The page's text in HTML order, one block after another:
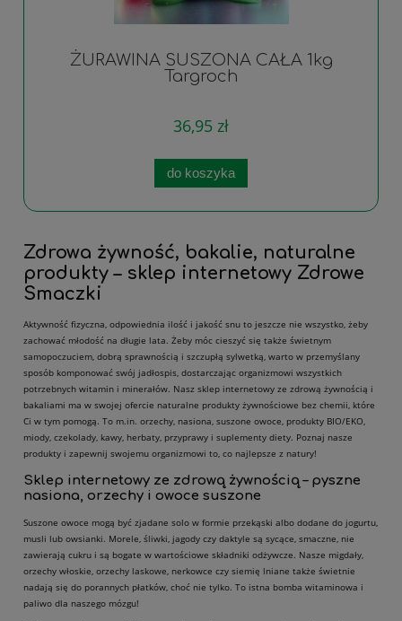
ŻURAWINA SUSZONA CAŁA 1kg
Targroch
36,95 zł
do koszyka
Zdrowa żywność, bakalie, naturalne
produkty – sklep internetowy Zdrowe
Smaczki
Aktywność fizyczna, odpowiednia ilość i jakość snu to jeszcze nie wszystko, żeby
zachować młodość na długie lata. Żeby móc cieszyć się także świetnym
samopoczuciem, dobrą sprawnością i szczupłą sylwetką, warto w przemyślany
sposób komponować swój jadłospis, dostarczając organizmowi wszystkich
potrzebnych witamin i minerałów. Nasz sklep internetowy ze zdrową żywnością i
bakaliami ma w swojej ofercie naturalne produkty żywnościowe bez chemii, które
Ci w tym pomogą. To m.in. orzechy, nasiona, suszone owoce, produkty BIO/EKO,
miody, czekolady, kawy, herbaty, przyprawy i suplementy diety. Poznaj nasze
produkty i zapewnij swojemu organizmowi to, co najlepsze z natury!
Sklep internetowy ze zdrową żywnością – pyszne
nasiona, orzechy i owoce suszone
Suszone owoce mogą być zjadane solo w formie przekąski albo dodane do jogurtu,
musli lub owsianki. Morele, śliwki, jagody czy daktyle są sycące, smaczne, nie
zawierają cukru i są bogate w wartościowe składniki odżywcze. Nasze migdały,
orzechy włoskie, orzechy laskowe, nerkowce czy siemię lniane także świetnie
nadają się do porannych płatków, choć nie tylko. To istna bomba witaminowa i
paliwo dla naszego mózgu!